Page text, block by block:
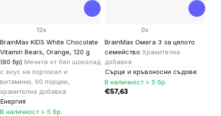
BrainMax KIDS White Chocolate
Vitamin Bears, Orange, 120 g
(60 бр) Мечета от бял шоколад
с вкус на портокал и
витамини, 60 порции,
хранителна добавка
Енергия
12x
В наличност > 5 бр.
BrainMax Омега 3 за цялото
семейство Хранителна
добавка
Сърце и кръвоносни съдове
0x
В наличност > 5 бр.
€57,63